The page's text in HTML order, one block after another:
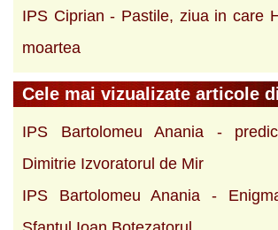
IPS Ciprian - Pastile, ziua in care
moartea
Cele mai vizualizate articole
IPS Bartolomeu Anania -
Dimitrie Izvoratorul de Mir
IPS Bartolomeu Anania -